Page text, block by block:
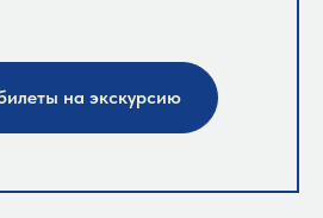
на экскурсию